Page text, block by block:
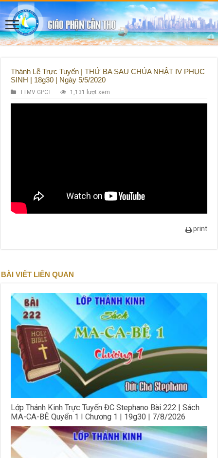
Thánh Lễ Trực Tuyến | THỨ BA SAU CHÚA NHẬT IV PHỤC
SINH | 18g30 | Ngày 5/5/2020
TTMV GPCT 1,131 lượt xem
print
BÀI VIẾT LIÊN QUAN
Lớp Thánh Kinh Trực Tuyến ĐC Stephano Bài 222 | Sách
MA-CA-BÊ Quyển 1 I Chương 1 | 19g30 | 7/8/2026